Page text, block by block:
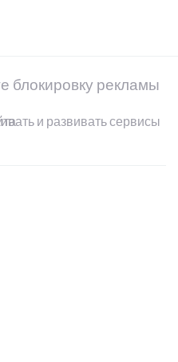
блокировку рекламы
сервисы сайта